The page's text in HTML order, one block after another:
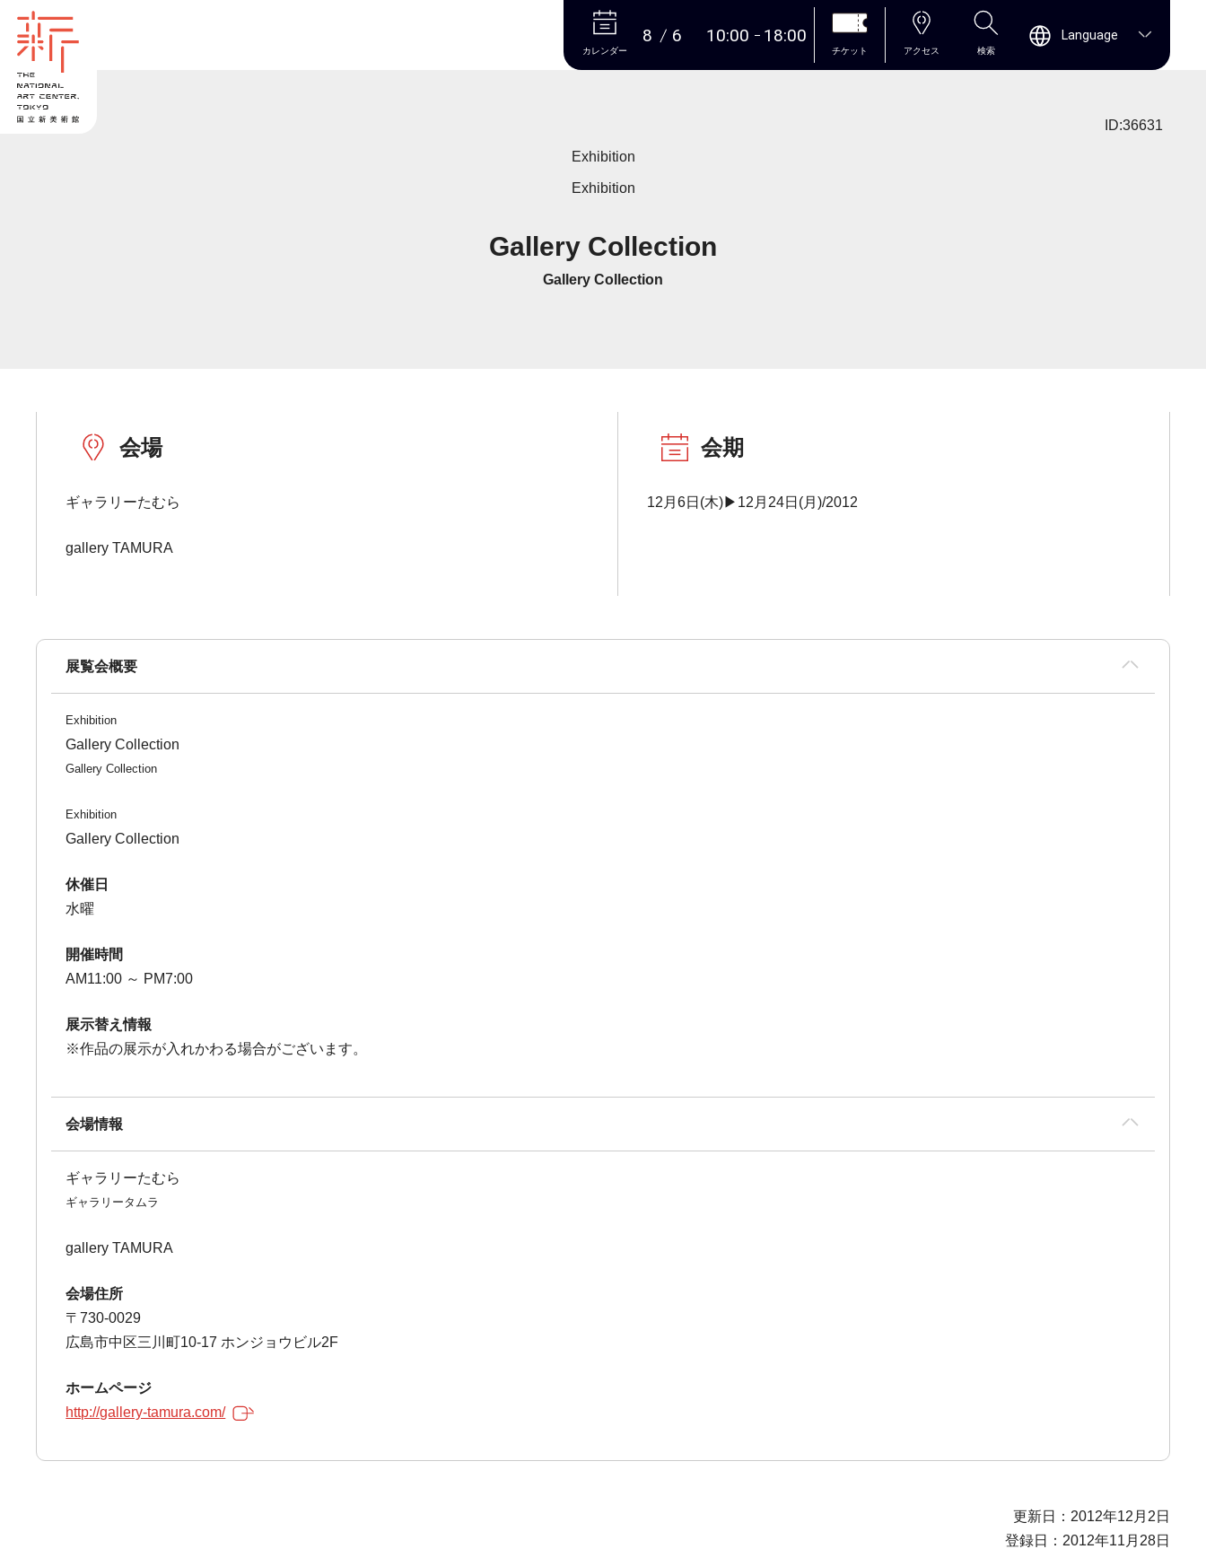
本文へ
カレンダー
8 6 10:00 18:00
チケット アクセス 検索
Language
ID:36631
Exhibition
Exhibition
Gallery Collection
Gallery Collection
会場
ギャラリーたむら
gallery TAMURA
会期
12月6日(木)▶12月24日(月)/2012
展覧会概要
Exhibition
Gallery Collection
Gallery Collection
Exhibition
Gallery Collection
休催日
水曜
開催時間
AM11:00 ～ PM7:00
展示替え情報
※作品の展示が入れかわる場合がございます。
会場情報
ギャラリーたむら
ギャラリータムラ
gallery TAMURA
会場住所
〒730-0029
広島市中区三川町10-17 ホンジョウビル2F
ホームページ
http://gallery-tamura.com/
更新日：2012年12月2日
登録日：2012年11月28日